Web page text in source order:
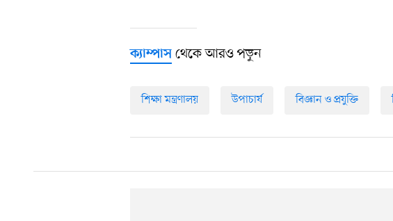
ক্যাম্পাস থেকে আরও পড়ুন
শিক্ষা মন্ত্রণালয় উপাচার্য বিজ্ঞান ও প্রযুক্তি